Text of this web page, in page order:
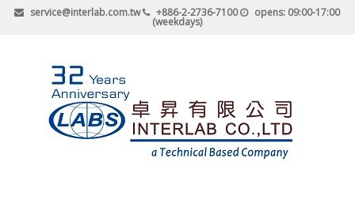
Skip
service@interlab.com.tw +886-2-2736-7100 opens: 09:00-17:00
(weekdays)